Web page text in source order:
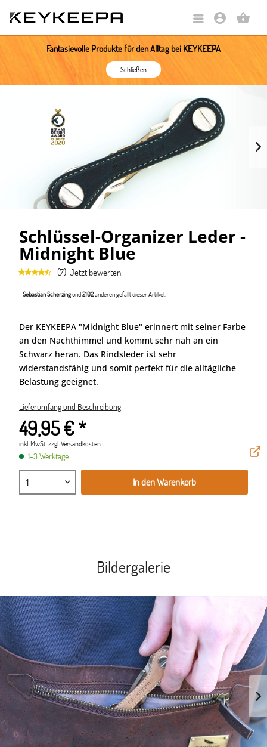
account_circle shopping_basket
Fantasievolle Produkte für den Alltag bei KEYKEEPA
Schließen
Schlüssel-Organizer Leder -
Midnight Blue
(7) Jetzt bewerten
Sebastian Scherzingund2102anderen gefällt dieser Artikel.
Der KEYKEEPA "Midnight Blue" erinnert mit seiner Farbe
an den Nachthimmel und kommt sehr nah an ein
Schwarz heran. Das Rindsleder ist sehr
widerstandsfähig und somit perfekt für die alltägliche
Belastung geeignet.
Lieferumfang und Beschreibung
49,95 € *
inkl. MwSt.zzgl. Versandkosten
1-3 Werktage
In den Warenkorb
Bildergalerie